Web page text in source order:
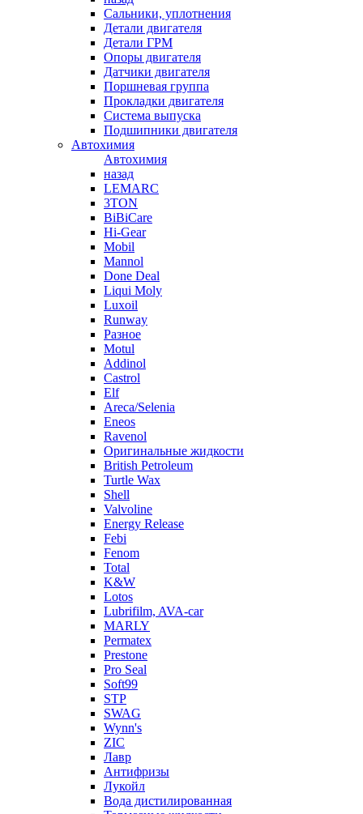
Сальники, уплотнения
Детали двигателя
Детали ГРМ
Опоры двигателя
Датчики двигателя
Поршневая группа
Прокладки двигателя
Система выпуска
Подшипники двигателя
Автохимия
Автохимия
назад
LEMARC
3TON
BiBiCare
Hi-Gear
Mobil
Mannol
Done Deal
Liqui Moly
Luxoil
Runway
Разное
Motul
Addinol
Castrol
Elf
Areca/Selenia
Eneos
Ravenol
Оригинальные жидкости
British Petroleum
Turtle Wax
Shell
Valvoline
Energy Release
Febi
Fenom
Total
K&W
Lotos
Lubrifilm, AVA-car
MARLY
Permatex
Prestone
Pro Seal
Soft99
STP
SWAG
Wynn's
ZIC
Лавр
Антифризы
Лукойл
Вода дистилированная